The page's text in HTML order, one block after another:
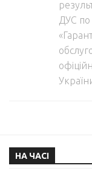
ДУС по
НА ЧАСІ